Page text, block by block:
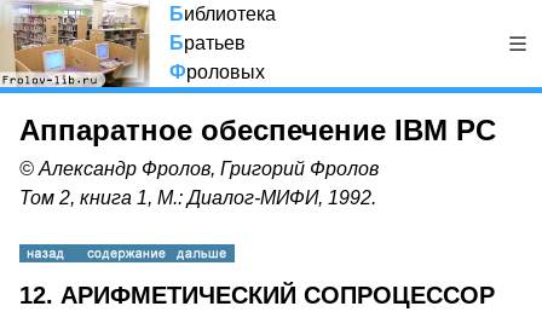
Библиотека
Братьев
Фроловых
Аппаратное обеспечение IBM PC
© Александр Фролов, Григорий Фролов
Том 2, книга 1, М.: Диалог-МИФИ, 1992.
12. АРИФМЕТИЧЕСКИЙ СОПРОЦЕССОР